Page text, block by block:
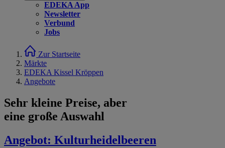
EDEKA App
Newsletter
Verbund
Jobs
Zur Startseite
Märkte
EDEKA Kissel Kröppen
Angebote
Sehr kleine Preise, aber
eine große Auswahl
Angebot: Kulturheidelbeeren